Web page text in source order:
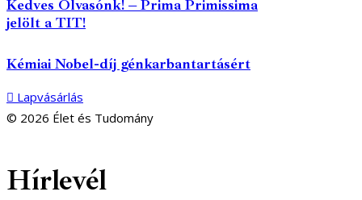
Kedves Olvasónk! – Prima Primissima
jelölt a TIT!
Kémiai Nobel-díj génkarbantartásért
Lapvásárlás
© 2026 Élet és Tudomány
Hírlevél